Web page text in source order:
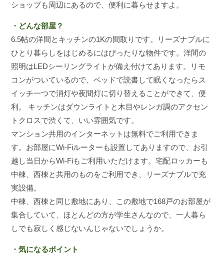
ショップも周辺にあるので、便利に暮らせますよ。
・どんな部屋？
6.5帖の洋間とキッチンの1Kの間取りです。リーズナブルに
ひとり暮らしをはじめるにはぴったりな物件です。洋間の
照明はLEDシーリングライトが備え付けてあります。リモ
コンがついているので、ベッドで読書して眠くなったらス
イッチ一つで消灯や夜間灯に切り替えることができて、便
利。 キッチンはダウンライトと木目やレンガ調のアクセン
トクロスで渋くて、いい雰囲気です。
マンション共用のインターネットは無料でご利用できま
す。お部屋にWi-Fiルーターも設置してありますので、お引
越し当日からWi-Fiもご利用いただけます。宅配ロッカーも
中棟、西棟と共用のものをご利用でき、リーズナブルで充
実設備。
中棟、西棟と同じ敷地にあり、この敷地で168戸のお部屋が
集合していて、ほとんどの方が学生さんなので、一人暮ら
しでも寂しく感じないんじゃないでしょうか。
・気になるポイント